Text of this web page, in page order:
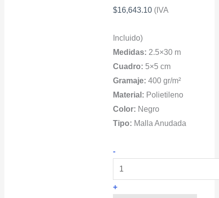
$16,643.10 (IVA
Incluido)
Medidas: 2.5×30 m
Cuadro: 5×5 cm
Gramaje: 400 gr/m²
Material: Polietileno
Color: Negro
Tipo: Malla Anudada
-Red
Protección
De
Racks
+